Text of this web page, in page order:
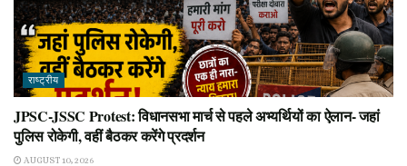
राष्ट्रीय
JPSC-JSSC Protest: विधानसभा मार्च से पहले अभ्यर्थियों का ऐलान- जहां
पुलिस रोकेगी, वहीं बैठकर करेंगे प्रदर्शन
AUGUST 10, 2026